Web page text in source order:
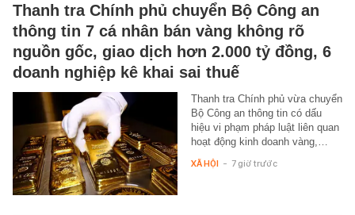
Thanh tra Chính phủ chuyển Bộ Công an
thông tin 7 cá nhân bán vàng không rõ
nguồn gốc, giao dịch hơn 2.000 tỷ đồng, 6
doanh nghiệp kê khai sai thuế
Thanh tra Chính phủ vừa chuyển
Bộ Công an thông tin có dấu
hiệu vi phạm pháp luật liên quan
hoạt động kinh doanh vàng,…
XÃ HỘI - 7 giờ trước